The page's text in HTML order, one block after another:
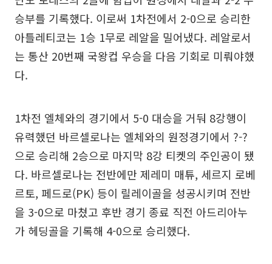
승부를 기록했다. 이로써 1차전에서 2-0으로 승리한
아틀레티코는 1승 1무로 레알을 밀어냈다. 레알로서
는 통산 20번째 국왕컵 우승을 다음 기회로 미뤄야했
다.
1차전 엘체와의 경기에서 5-0 대승을 거둬 8강행이
유력했던 바르셀로나는 엘체와의 원정경기에서 ?-?
으로 승리해 2승으로 마지막 8강 티켓의 주인공이 됐
다. 바르셀로나는 전반에만 제레미 매튜, 세르지 로베
르토, 페드로(PK) 등이 릴레이골을 성공시키며 전반
을 3-0으로 마쳤고 후반 경기 종료 직전 아드리아누
가 헤딩골을 기록해 4-0으로 승리했다.